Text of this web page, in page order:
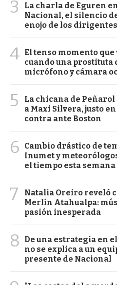
3
La charla de Eguren
Nacional, el silencio
enojo de los dirigentes
4 El tenso momento
cuando una prostituta
micrófono y cámara
5
La chicana de
a Maxi Silvera, justo
contra ante Boston
6
Cambio drástico de
Inumet y
el tiempo esta semana
7
Natalia Oreiro reveló
Merlín Atahualpa:
pasión inesperada
8
De una estrategia en
no se explica a un
presente de Nacional